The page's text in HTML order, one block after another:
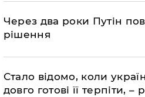
Через два роки Путін
рішення
Стало відомо, коли
довго готові її терпіти,